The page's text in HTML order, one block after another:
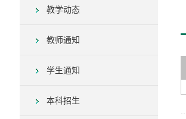
教学动态
教师通知
学生通知
本科招生